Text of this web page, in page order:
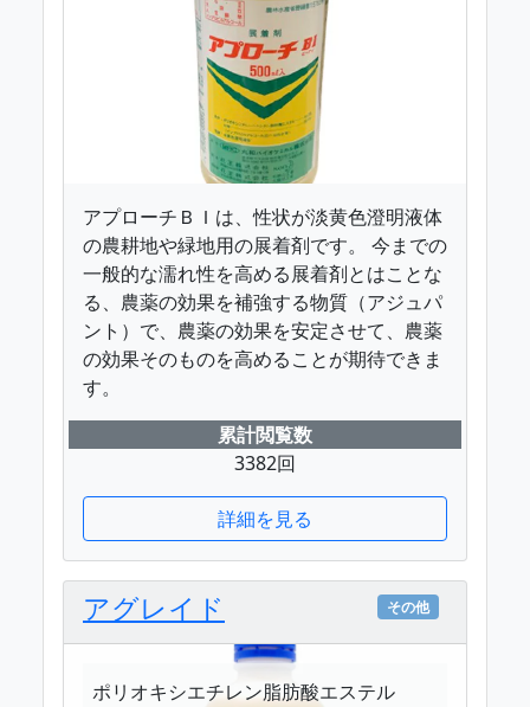
アプローチＢＩは、性状が淡黄色澄明液体
の農耕地や緑地用の展着剤です。 今までの
一般的な濡れ性を高める展着剤とはことな
る、農薬の効果を補強する物質（アジュパ
ント）で、農薬の効果を安定させて、農薬
の効果そのものを高めることが期待できま
す。
累計閲覧数
3382回
詳細を見る
アグレイド その他
ポリオキシエチレン脂肪酸エステル